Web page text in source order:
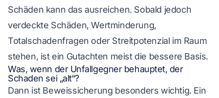
Schäden kann das ausreichen. Sobald jedoch
verdeckte Schäden, Wertminderung,
Totalschadenfragen oder Streitpotenzial im Raum
stehen, ist ein Gutachten meist die bessere Basis.
Was, wenn der Unfallgegner behauptet, der
Schaden sei „alt“?
Dann ist Beweissicherung besonders wichtig. Ein